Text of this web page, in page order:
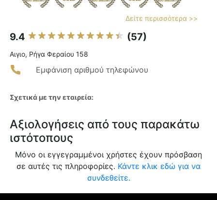
Δείτε περισσότερα >>
9.4 (57)
Αιγιο, Ρήγα Φεραίου 158
Εμφάνιση αριθμού τηλεφώνου
Σχετικά με την εταιρεία:
Αξιολογήσεις από τους παρακάτω
ιστότοπους
Μόνο οι εγγεγραμμένοι χρήστες έχουν πρόσβαση
σε αυτές τις πληροφορίες. Κάντε κλικ εδώ για να
συνδεθείτε.